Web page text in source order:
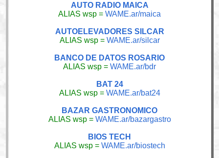
AUTO RADIO MAICA
ALIAS wsp = WAME.ar/maica
AUTOELEVADORES SILCAR
ALIAS wsp = WAME.ar/silcar
BANCO DE DATOS ROSARIO
ALIAS wsp = WAME.ar/bdr
BAT 24
ALIAS wsp = WAME.ar/bat24
BAZAR GASTRONOMICO
ALIAS wsp = WAME.ar/bazargastro
BIOS TECH
ALIAS wsp = WAME.ar/biostech